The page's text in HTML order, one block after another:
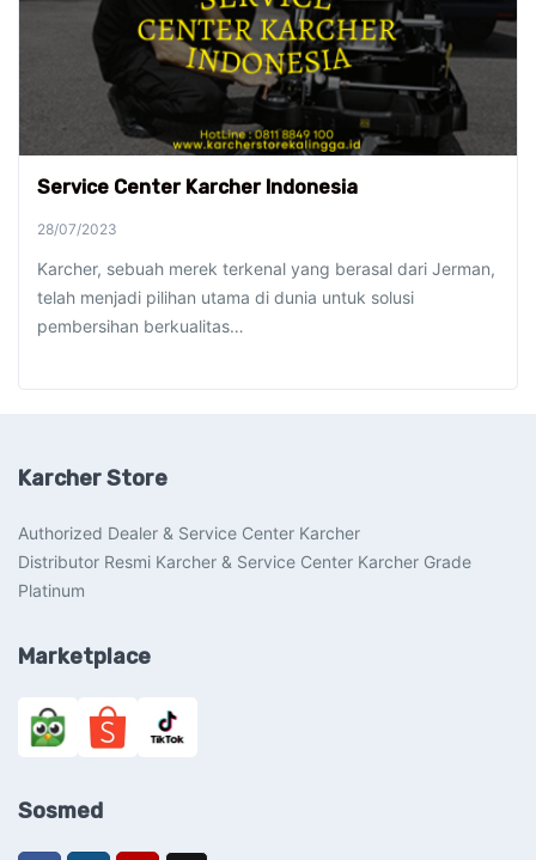
Service Center Karcher Indonesia
28/07/2023
Karcher, sebuah merek terkenal yang berasal dari Jerman,
telah menjadi pilihan utama di dunia untuk solusi
pembersihan berkualitas…
Karcher Store
Authorized Dealer & Service Center Karcher
Distributor Resmi Karcher & Service Center Karcher Grade
Platinum
Marketplace
Sosmed